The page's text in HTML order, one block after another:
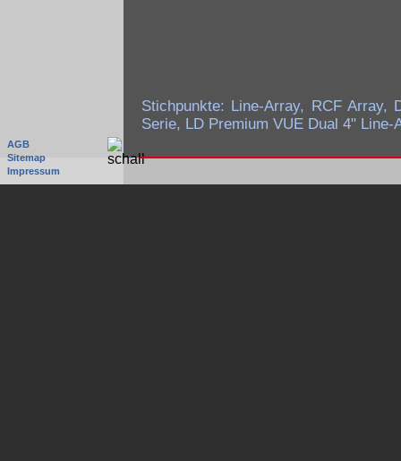
Stichpunkte: Line-Array, RCF Array,
Serie, LD Premium VUE Dual 4" Line-
AGB
Sitemap
Impressum